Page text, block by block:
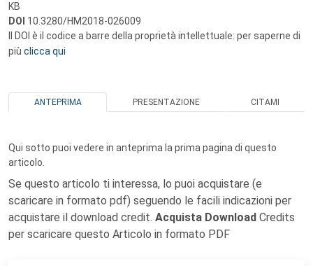
KB
DOI 10.3280/HM2018-026009
Il DOI è il codice a barre della proprietà intellettuale: per saperne di
più clicca qui
ANTEPRIMA PRESENTAZIONE CITAMI
Qui sotto puoi vedere in anteprima la prima pagina di questo
articolo.
Se questo articolo ti interessa, lo puoi acquistare (e
scaricare in formato pdf) seguendo le facili indicazioni per
acquistare il download credit. Acquista Download Credits
per scaricare questo Articolo in formato PDF